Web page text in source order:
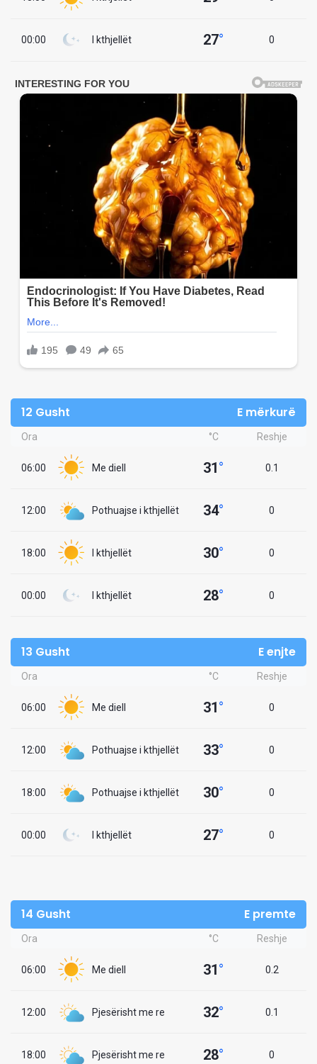
00:00 I kthjellët 27° 0
12 Gusht E mërkurë
Ora °C Reshje
06:00 Me diell 31° 0.1
12:00 Pothuajse i kthjellët 34° 0
18:00 I kthjellët 30° 0
00:00 I kthjellët 28° 0
13 Gusht E enjte
Ora °C Reshje
06:00 Me diell 31° 0
12:00 Pothuajse i kthjellët 33° 0
18:00 Pothuajse i kthjellët 30° 0
00:00 I kthjellët 27° 0
14 Gusht E premte
Ora °C Reshje
06:00 Me diell 31° 0.2
12:00 Pjesërisht me re 32° 0.1
18:00 Pjesërisht me re 28° 0